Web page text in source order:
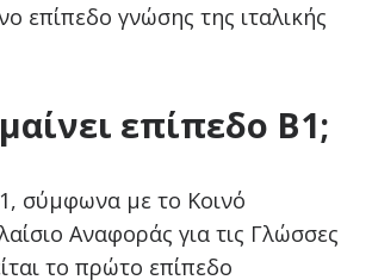
επίπεδο γνώσης της ιταλικής
επίπεδο Β1;
σύμφωνα με το Κοινό
Αναφοράς για τις Γλώσσες
το πρώτο επίπεδο